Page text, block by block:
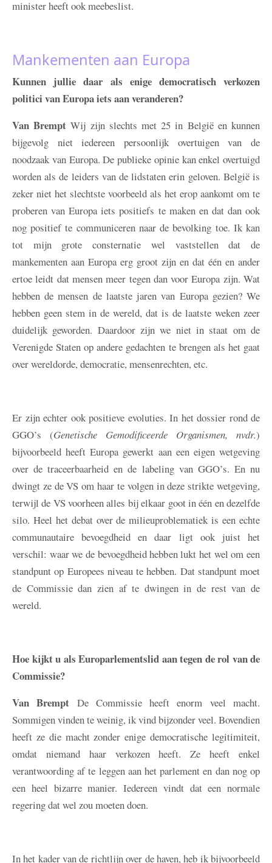
minister heeft ook meebeslist.
Mankementen aan Europa
Kunnen jullie daar als enige democratisch verkozen
politici van Europa iets aan veranderen?
Van Brempt Wij zijn slechts met 25 in België en kunnen
bijgevolg niet iedereen persoonlijk overtuigen van de
noodzaak van Europa. De publieke opinie kan enkel overtuigd
worden als de leiders van de lidstaten erin geloven. België is
zeker niet het slechtste voorbeeld als het erop aankomt om te
proberen van Europa iets positiefs te maken en dat dan ook
nog positief te communiceren naar de bevolking toe. Ik kan
tot mijn grote consternatie wel vaststellen dat de
mankementen aan Europa erg groot zijn en dat één en ander
ertoe leidt dat mensen meer tegen dan voor Europa zijn. Wat
hebben de mensen de laatste jaren van Europa gezien? We
hebben geen stem in de wereld, dat is de laatste weken zeer
duidelijk geworden. Daardoor zijn we niet in staat om de
Verenigde Staten op andere gedachten te brengen als het gaat
over wereldorde, democratie, mensenrechten, etc.
Er zijn echter ook positieve evoluties. In het dossier rond de
GGO’s (Genetische Gemodificeerde Organismen, nvdr.)
bijvoorbeeld heeft Europa gewerkt aan een eigen wetgeving
over de traceerbaarheid en de labeling van GGO’s. En nu
dwingt ze de VS om haar te volgen in deze strikte wetgeving,
terwijl de VS voorheen alles bij elkaar goot in één en dezelfde
silo. Heel het debat over de milieuproblematiek is een echte
communautaire bevoegdheid en daar ligt ook juist het
verschil: waar we de bevoegdheid hebben lukt het wel om een
standpunt op Europees niveau te hebben. Dat standpunt moet
de Commissie dan zien af te dwingen in de rest van de
wereld.
Hoe kijkt u als Europarlementslid aan tegen de rol van de
Commissie?
Van Brempt De Commissie heeft enorm veel macht.
Sommigen vinden te weinig, ik vind bijzonder veel. Bovendien
heeft ze die macht zonder enige democratische legitimiteit,
omdat niemand haar verkozen heeft. Ze heeft enkel
verantwoording af te leggen aan het parlement en dan nog op
een heel bizarre manier. Iedereen vindt dat een normale
regering dat wel zou moeten doen.
In het kader van de richtlijn over de haven, heb ik bijvoorbeeld